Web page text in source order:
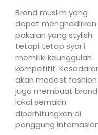
Brand muslim yang
dapat menghadirkan
pakaian yang stylish
tetapi tetap syar’i
memiliki keunggulan
kompetitif.
akan modest fashion
juga membuat brand
lokal semakin
diperhitungkan di
panggung